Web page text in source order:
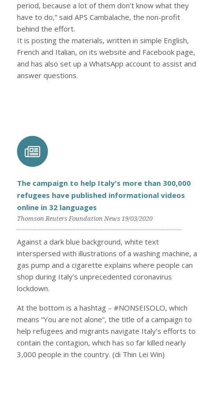
period, because a lot of them don’t know what they
have to do,” said APS Cambalache, the non-profit
behind the effort.
It is posting the materials, written in simple English,
French and Italian, on its website and Facebook page,
and has also set up a WhatsApp account to assist and
answer questions.
The campaign to help Italy's more than 300,000
refugees have published informational videos
online in 32 languages
Thomson Reuters Foundation News 19/03/2020
Against a dark blue background, white text
interspersed with illustrations of a washing machine, a
gas pump and a cigarette explains where people can
shop during Italy’s unprecedented coronavirus
lockdown.
At the bottom is a hashtag – #NONSEISOLO, which
means “You are not alone”, the title of a campaign to
help refugees and migrants navigate Italy’s efforts to
contain the contagion, which has so far killed nearly
3,000 people in the country. (di Thin Lei Win)